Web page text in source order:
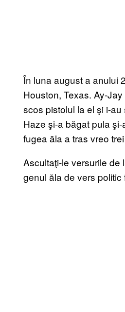
În luna august a anului
Houston, Texas. Ay-
scos pistolul la el şi i-
Haze şi-a băgat pula
fugea ăla a tras vreo
Ascultaţi-le versurile de
genul ăla de vers